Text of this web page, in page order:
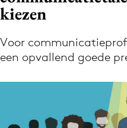
Volg het laatste
kiezen
Voor
een opvallend goede